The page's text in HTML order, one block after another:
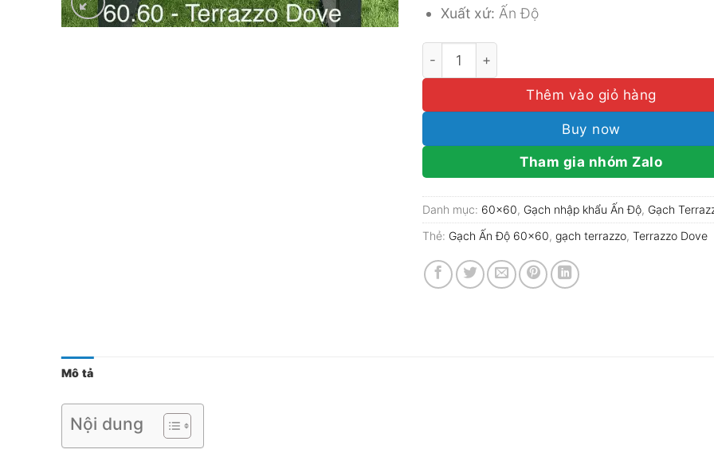
Xuất xứ: Ấn Độ
Gạch Tezzarro Ấn Độ 60x60 Mã Terrazzo Dove
Thêm vào giỏ hàng
Buy now
Tham gia nhóm Zalo
Danh mục: 60x60, Gạch nhập khẩu Ấn Độ, Gạch
Thẻ: Gạch Ấn Độ 60x60,gạch terrazzo,Terrazzo Dove
Mô tả
Nội dung